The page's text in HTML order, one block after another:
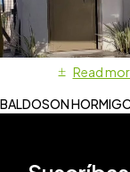
Read
BALDOSON